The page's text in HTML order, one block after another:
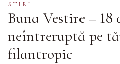
STIRI
Buna Vestire –
neîntreruptă pe
filantropic